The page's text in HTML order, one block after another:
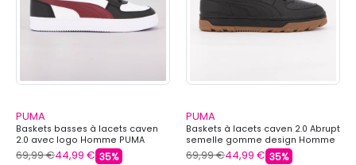
PUMA
Baskets basses à lacets caven
2.0 avec logo Homme PUMA
69,99 €44,99 € 35%
PUMA
Baskets à lacets caven 2.0 Abrupt
semelle gomme design Homme
PUMA
69,99 €44,99 € 35%